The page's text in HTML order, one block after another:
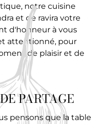
notre cuisine
et de ravira votre
d'honneur à vous
attentionné, pour
de plaisir et de
PARTAGE
pensons que la table